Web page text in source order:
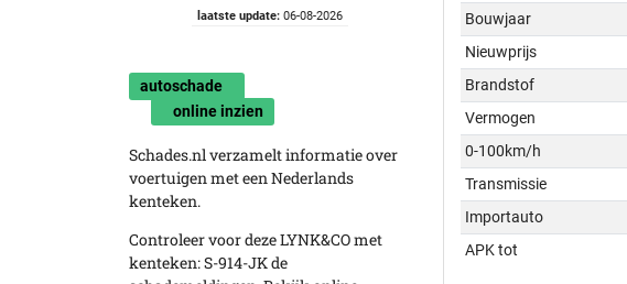
laatste update:06-08-2026
autoschade
online inzien
Schades.nl verzamelt informatie over
voertuigen met een Nederlands
kenteken.
Controleer voor deze LYNK&CO met
kenteken: S-914-JK de
Bouwjaar
Nieuwprijs
Brandstof
Vermogen
0-100km/h
Transmissie
Importauto
APK tot